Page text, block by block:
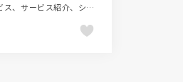
オンラインサービス、サービス紹介、シンプル、ナチュラル、ブランド・サービスサイト、ブルー系、医療・ヘルスケア、大きめ写真、海外サイト